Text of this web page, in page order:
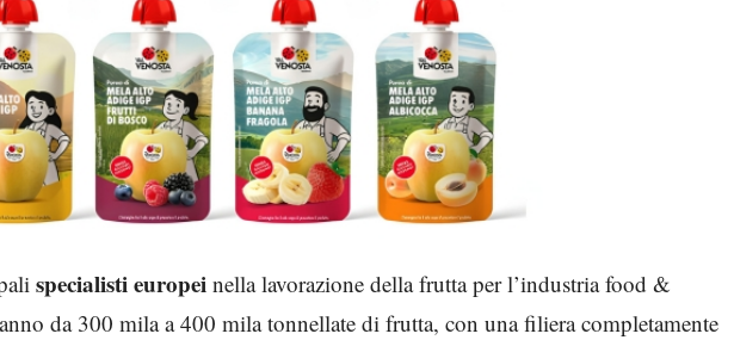
specialisti europei nella lavorazione della frutta per l’industria food &
da 300 mila a 400 mila tonnellate di frutta, con una filiera completamente